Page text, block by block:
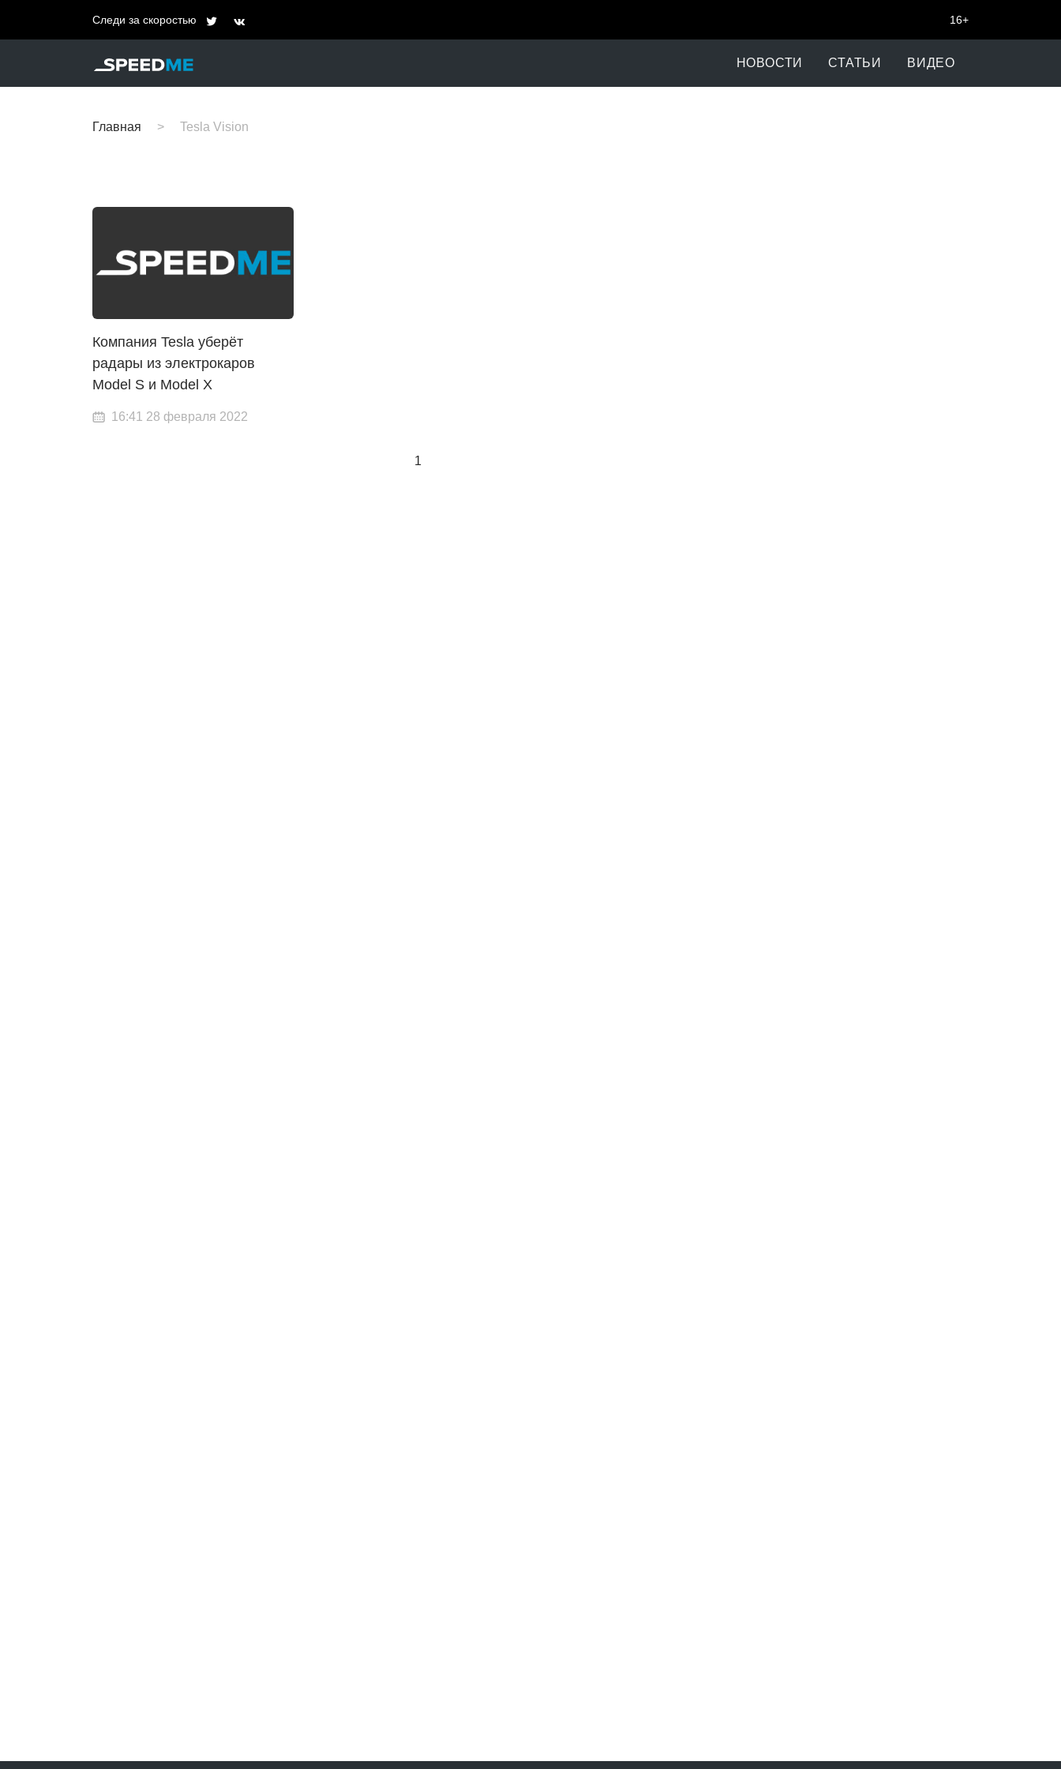
Следи за скоростью 16+
НОВОСТИ СТАТЬИ ВИДЕО
Главная Tesla Vision
Компания Tesla уберёт
радары из электрокаров
Model S и Model X
16:41 28 февраля 2022
1